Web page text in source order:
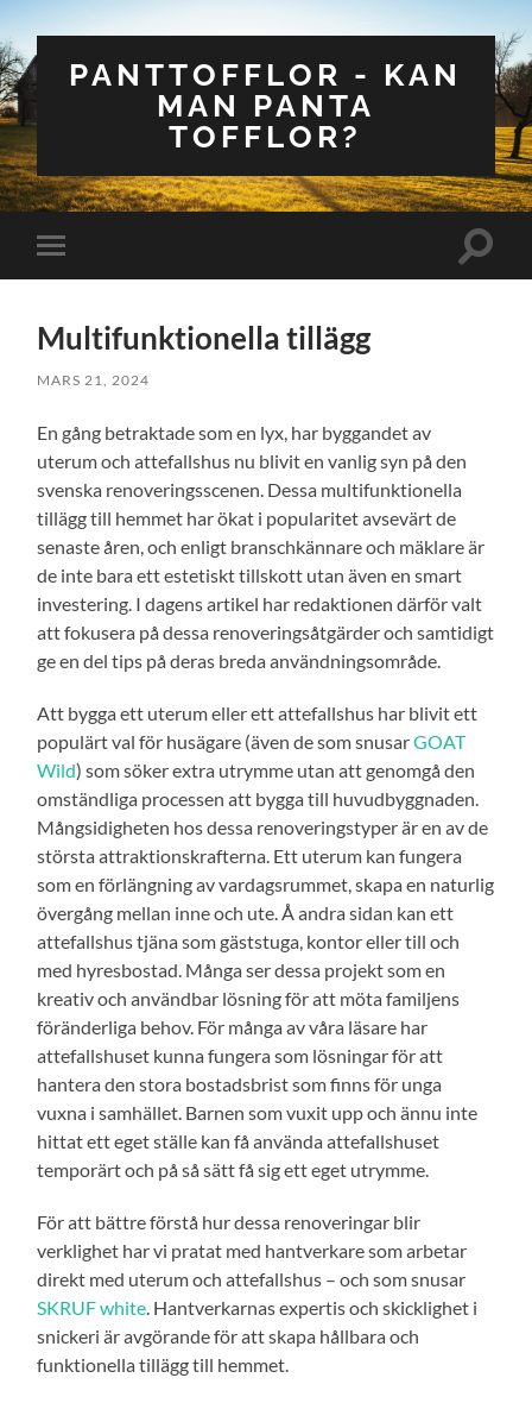
PANTTOFFLOR - KAN
MAN PANTA
TOFFLOR?
på/av
Slå
Multifunktionella tillägg
MARS 21, 2024
En gång betraktade som en lyx, har byggandet av
uterum och attefallshus nu blivit en vanlig syn på den
svenska renoveringsscenen. Dessa multifunktionella
tillägg till hemmet har ökat i popularitet avsevärt de
senaste åren, och enligt branschkännare och mäklare är
de inte bara ett estetiskt tillskott utan även en smart
investering. I dagens artikel har redaktionen därför valt
att fokusera på dessa renoveringsåtgärder och samtidigt
ge en del tips på deras breda användningsområde.
Att bygga ett uterum eller ett attefallshus har blivit ett
populärt val för husägare (även de som snusarGOAT
Wild) som söker extra utrymme utan att genomgå den
omständliga processen att bygga till huvudbyggnaden.
Mångsidigheten hos dessa renoveringstyper är en av de
största attraktionskrafterna. Ett uterum kan fungera
som en förlängning av vardagsrummet, skapa en naturlig
övergång mellan inne och ute. Å andra sidan kan ett
attefallshus tjäna som gäststuga, kontor eller till och
med hyresbostad. Många ser dessa projekt som en
kreativ och användbar lösning för att möta familjens
föränderliga behov. För många av våra läsare har
attefallshuset kunna fungera som lösningar för att
hantera den stora bostadsbrist som finns för unga
vuxna i samhället. Barnen som vuxit upp och ännu inte
hittat ett eget ställe kan få använda attefallshuset
temporärt och på så sätt få sig ett eget utrymme.
För att bättre förstå hur dessa renoveringar blir
verklighet har vi pratat med hantverkare som arbetar
direkt med uterum och attefallshus – och som snusar
SKRUF white . Hantverkarnas expertis och skicklighet i
snickeri är avgörande för att skapa hållbara och
funktionella tillägg till hemmet.